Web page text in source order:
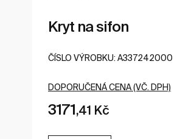
Kryt na sifon
ČÍSLO VÝROBKU: A337242000
DOPORUČENÁ CENA (VČ. DPH)
3171,41 Kč